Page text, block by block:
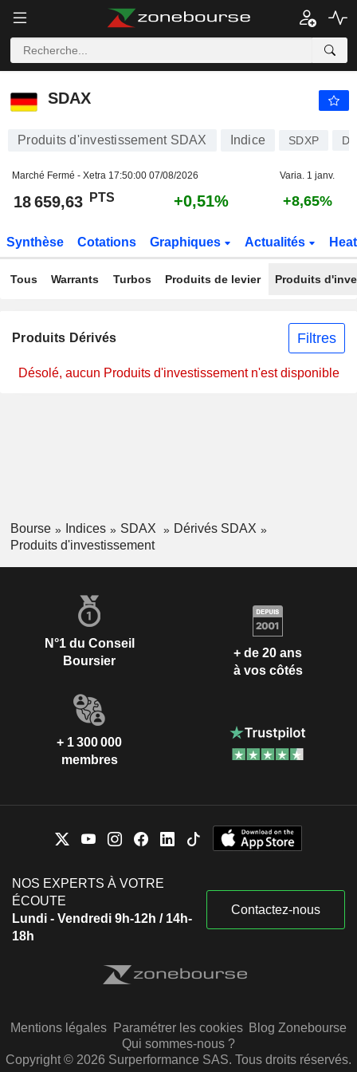
SDAX
SDAX
Produits d'investissement SDAX Indice SDXP
Marché Fermé - Xetra 17:50:00 07/08/2026 Varia. 1 janv.
18 659,63 PTS +0,51% +8,65%
Synthèse Cotations Graphiques Actualités
Tous Warrants Turbos Produits de levier Produits
Produits Dérivés Filtres
Désolé, aucun Produits d'investissement n'est disponible
Bourse Indices SDAX
Dérivés SDAX
Produits d'investissement
N°1 du Conseil
Boursier
+ de 20 ans
à vos côtés
+ 1 300 000
membres
NOS EXPERTS À VOTRE
ÉCOUTE
Lundi - Vendredi 9h-12h / 14h-
18h
Contactez-nous
Mentions légales Paramétrer les cookies Blog Zonebourse
Qui sommes-nous ?
Copyright © 2026 Surperformance SAS. Tous droits réservés.